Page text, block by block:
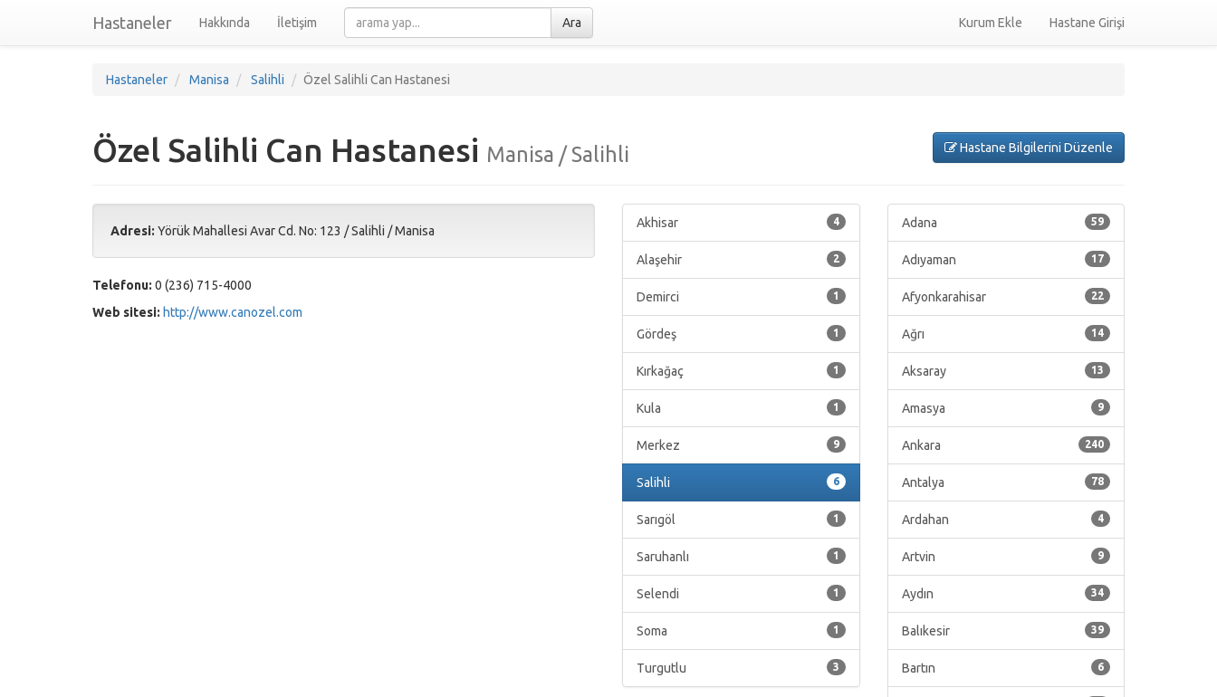
Hastaneler Hakkında İletişim Ara Kurum Ekle Hastane Girişi
Hastaneler Manisa Salihli Özel Salihli Can Hastanesi
Hastane Bilgilerini Düzenle
Özel Salihli Can Hastanesi Manisa / Salihli
Adresi: Yörük Mahallesi Avar Cd. No: 123 /Salihli /Manisa
Telefonu: 0 (236) 715-4000
Web sitesi: http://www.canozel.com
4
Akhisar
2
Alaşehir
1
Demirci
1
Gördeş
1
Kırkağaç
1
Kula
9
Merkez
6
Salihli
1
Sarıgöl
1
Saruhanlı
1
Selendi
1
Soma
3
Turgutlu
59
Adana
17
Adıyaman
22
Afyonkarahisar
14
Ağrı
13
Aksaray
9
Amasya
240
Ankara
78
Antalya
4
Ardahan
9
Artvin
34
Aydın
39
Balıkesir
6
Bartın